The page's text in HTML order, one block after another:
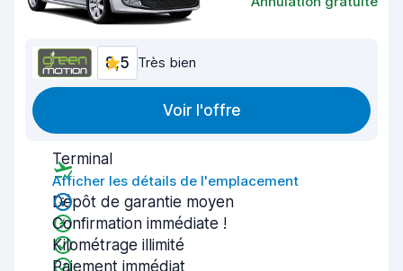
8,5 Très bien
Voir l'offre
Terminal
Afficher les détails de l'emplacement
Dépôt de garantie moyen
Confirmation immédiate !
Kilométrage illimité
Paiement immédiat